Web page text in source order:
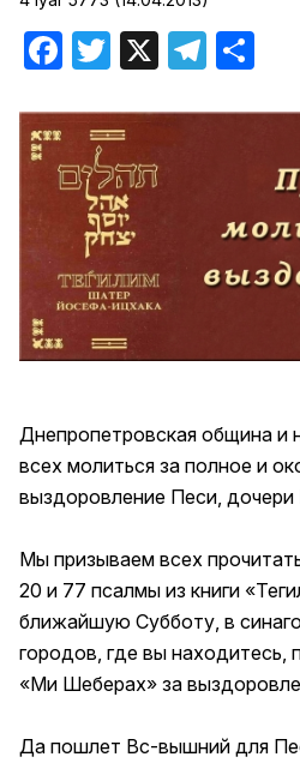
Facebook
Twitter Telegram
Днепропетровская община и
всех молиться за полное и
выздоровление Песи, дочери
Мы призываем всех
20 и 77 псалмы из книги
ближайшую Субботу, в
городов, где вы находитесь,
«Ми Шеберах» за
Да пошлет Вс-вышний для